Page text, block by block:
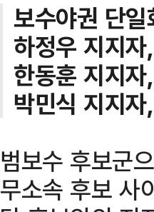
보수야권 단
하정우 지지
한동훈 지지
박민식 지지
범보수 후보군
무소속 후보 사